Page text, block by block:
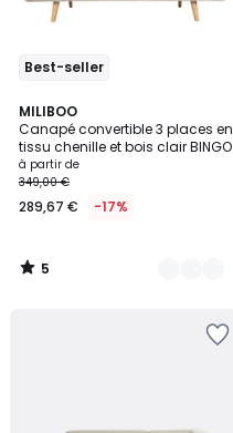
Best-seller
MILIBOO
Canapé convertible 3 places en
tissu chenille et bois clair BINGO
à partir de
349,00 €
289,67 € -17%
5
/
5
3
Couleurs
5
/